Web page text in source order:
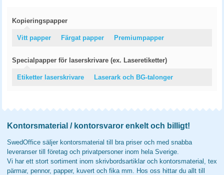
Kopieringspapper
Vitt papper Färgat papper Premiumpapper
Specialpapper för laserskrivare (ex. Laseretiketter)
Etiketter laserskrivare Laserark och BG-talonger
Kontorsmaterial / kontorsvaror enkelt och billigt!
SwedOffice säljer kontorsmaterial till bra priser och med snabba
leveranser till företag och privatpersoner inom hela Sverige.
Vi har ett stort sortiment inom skrivbordsartiklar och kontorsmaterial, tex
pärmar, pennor, papper, kuvert och fika mm. Hos oss hittar du allt till